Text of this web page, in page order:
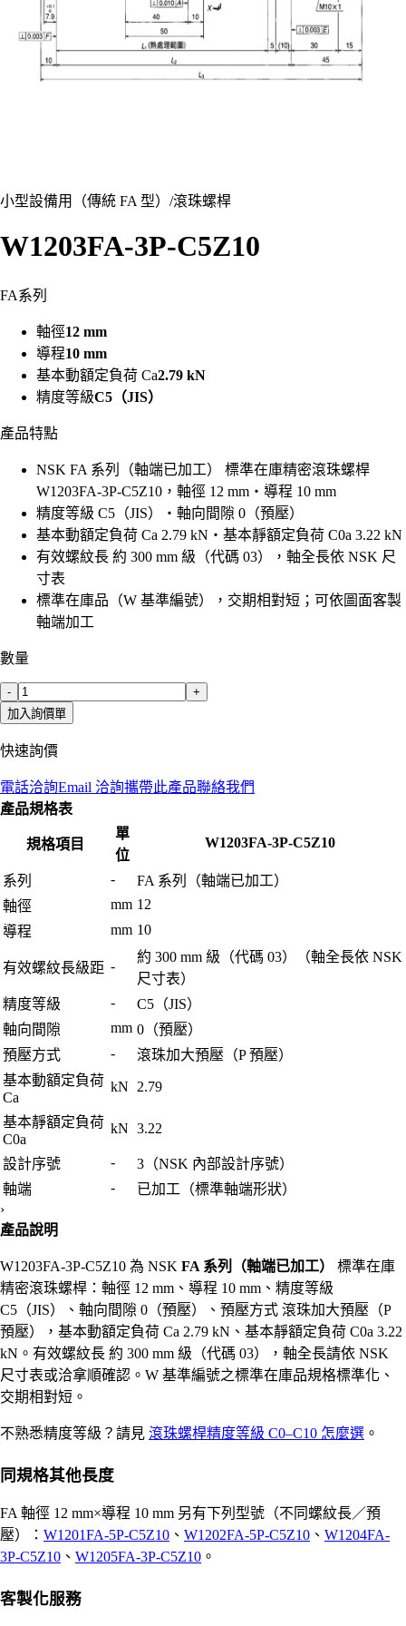
小型設備用（傳統 FA 型） /滾珠螺桿
W1203FA-3P-C5Z10
FA系列
軸徑12 mm
導程10 mm
基本動額定負荷 Ca2.79 kN
精度等級C5（JIS）
產品特點
NSK FA 系列（軸端已加工） 標準在庫精密滾珠螺桿
W1203FA-3P-C5Z10，軸徑 12 mm・導程 10 mm
精度等級 C5（JIS）・軸向間隙 0（預壓）
基本動額定負荷 Ca 2.79 kN・基本靜額定負荷 C0a 3.22 kN
有效螺紋長 約 300 mm 級（代碼 03），軸全長依 NSK 尺
寸表
標準在庫品（W 基準編號），交期相對短；可依圖面客製
軸端加工
數量
-
+
加入詢價單
快速詢價
電話洽詢Email 洽詢攜帶此產品聯絡我們
產品規格表
規格項目
單
位
W1203FA-3P-C5Z10
系列 -
FA 系列（軸端已加工）
軸徑
mm 12
導程
mm 10
有效螺紋長級距 -
約 300 mm 級（代碼 03）（軸全長依 NSK
尺寸表）
精度等級
-
C5（JIS）
軸向間隙
mm 0（預壓）
預壓方式
-
滾珠加大預壓（P 預壓）
基本動額定負荷
Ca
kN 2.79
基本靜額定負荷
C0a
kN 3.22
設計序號 -
3（NSK 內部設計序號）
軸端
-
已加工（標準軸端形狀）
›
產品說明
W1203FA-3P-C5Z10 為 NSK FA 系列（軸端已加工）
標準在庫
精密滾珠螺桿：軸徑 12 mm、導程 10 mm、精度等級
C5（JIS）、軸向間隙 0（預壓）、預壓方式 滾珠加大預壓（P
預壓），基本動額定負荷 Ca 2.79 kN、基本靜額定負荷 C0a 3.22
kN。有效螺紋長 約 300 mm 級（代碼 03），軸全長請依 NSK
尺寸表或洽拿順確認。W 基準編號之標準在庫品規格標準化、
交期相對短。
不熟悉精度等級？請見 滾珠螺桿精度等級 C0–C10 怎麼選 。
同規格其他長度
FA 軸徑 12 mm×導程 10 mm 另有下列型號（不同螺紋長／預
壓）： W1201FA-5P-C5Z10 、 W1202FA-5P-C5Z10 、 W1204FA-
3P-C5Z10 、 W1205FA-3P-C5Z10 。
客製化服務